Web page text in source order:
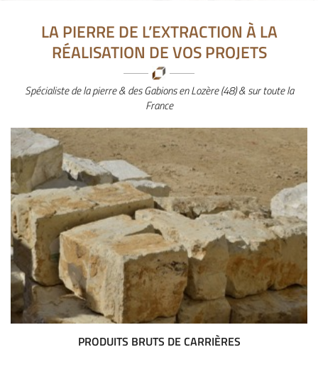

Agrandir la photo
LA PIERRE DE L’EXTRACTION À LA
RÉALISATION DE VOS PROJETS
Spécialiste de la pierre & des Gabions en Lozère (48) & sur toute la
France
PRODUITS BRUTS DE CARRIÈRES